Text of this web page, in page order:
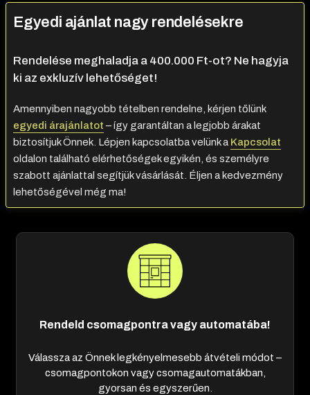
Egyedi ajánlat nagy rendelésekre
Rendelése meghaladja a 400.000 Ft-ot? Ne hagyja
ki az exkluzív lehetőséget!
Amennyiben nagyobb tételben rendelne, kérjen tőlünk
egyedi árajánlatot – így garantáltan a legjobb árakat
biztosítjuk Önnek. Lépjen kapcsolatba velünk a Kapcsolat
oldalon található elérhetőségek egyikén, és személyre
szabott ajánlattal segítjük vásárlását. Éljen a kedvezmény
lehetőségével még ma!
Rendeld csomagpontra vagy automatába!
Válassza az Önnek legkényelmesebb átvételi módot –
csomagpontokon vagy csomagautomatákban,
gyorsan és egyszerűen.